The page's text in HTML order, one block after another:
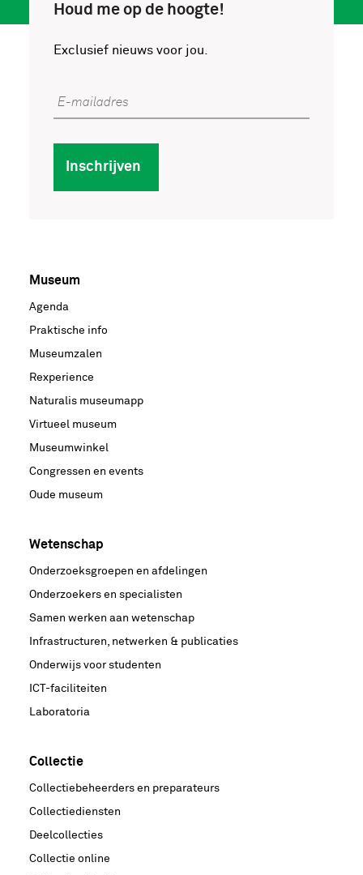
Houd me op de hoogte!
Exclusief nieuws voor jou.
E-mailadres
Inschrijven
hoofdnavigatie
Museum
Agenda
Praktische info
Museumzalen
Rexperience
Naturalis museumapp
Virtueel museum
Museumwinkel
Congressen en events
Oude museum
Wetenschap
Onderzoeksgroepen en afdelingen
Onderzoekers en specialisten
Samen werken aan wetenschap
Infrastructuren, netwerken & publicaties
Onderwijs voor studenten
ICT-faciliteiten
Laboratoria
Collectie
Collectiebeheerders en preparateurs
Collectiediensten
Deelcollecties
Collectie online